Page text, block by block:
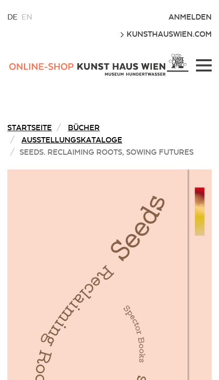
WÄHLEN
DIESE
DE EN
ANMELDEN
KUNSTHAUSWIEN.COM
Wien
STARTSEITE
BÜCHER
AUSSTELLUNGSKATALOGE
SEEDS. RECLAIMING ROOTS, SOWING FUTURES